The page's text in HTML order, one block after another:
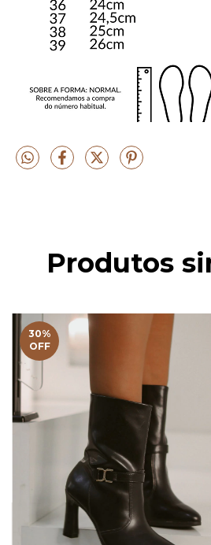
Produtos
30%
OFF